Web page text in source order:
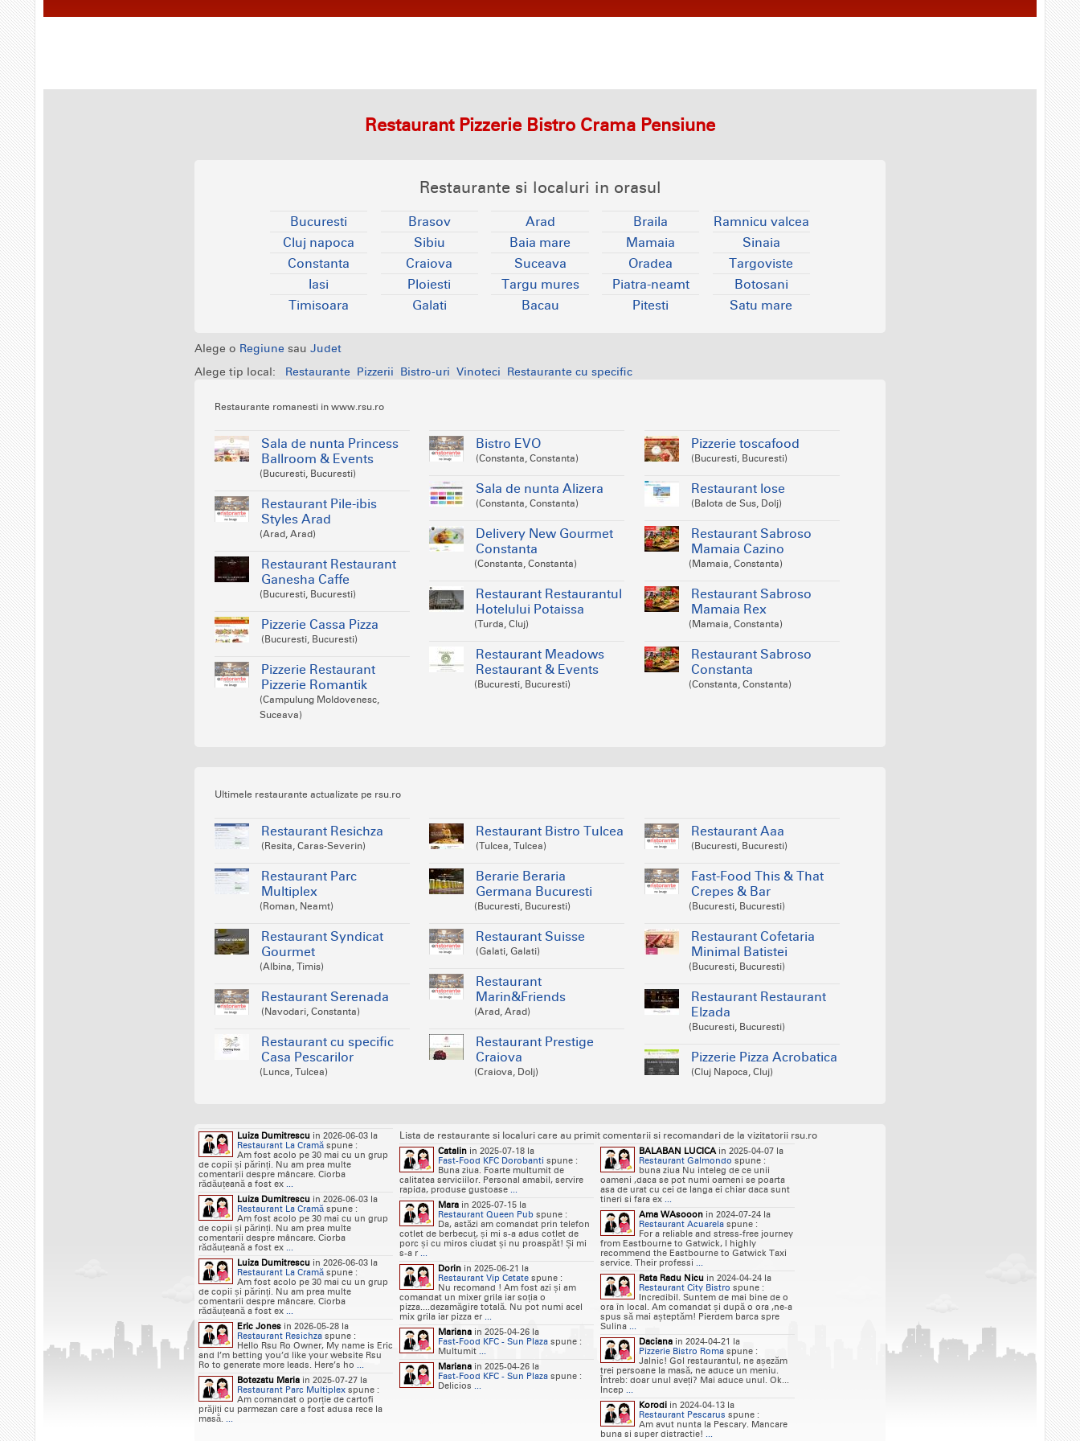
Restaurant Pizzerie Bistro Crama Pensiune
Restaurante si localuri in orasul
Bucuresti
Cluj napoca
Constanta
Iasi
Timisoara
Brasov
Sibiu
Craiova
Ploiesti
Galati
Arad
Baia mare
Suceava
Targu mures
Bacau
Braila
Mamaia
Oradea
Piatra-neamt
Pitesti
Ramnicu valcea
Sinaia
Targoviste
Botosani
Satu mare
Alege o Regiune sau Judet
Alege tip local: Restaurante Pizzerii Bistro-uri Vinoteci Restaurante cu specific
Restaurante romanesti in www.rsu.ro
Sala de nunta Princess
Ballroom & Events
(Bucuresti, Bucuresti)
Restaurant Pile-ibis
Styles Arad
(Arad, Arad)
Restaurant Restaurant
Ganesha Caffe
(Bucuresti, Bucuresti)
Pizzerie Cassa Pizza
(Bucuresti, Bucuresti)
Pizzerie Restaurant
Pizzerie Romantik
(Campulung Moldovenesc,
Suceava)
Bistro EVO
(Constanta, Constanta)
Sala de nunta Alizera
(Constanta, Constanta)
Delivery New Gourmet
Constanta
(Constanta, Constanta)
Restaurant Restaurantul
Hotelului Potaissa
(Turda, Cluj)
Restaurant Meadows
Restaurant & Events
(Bucuresti, Bucuresti)
Pizzerie toscafood
(Bucuresti, Bucuresti)
Restaurant lose
(Balota de Sus, Dolj)
Restaurant Sabroso
Mamaia Cazino
(Mamaia, Constanta)
Restaurant Sabroso
Mamaia Rex
(Mamaia, Constanta)
Restaurant Sabroso
Constanta
(Constanta, Constanta)
Ultimele restaurante actualizate pe rsu.ro
Restaurant Resichza
(Resita, Caras-Severin)
Restaurant Parc
Multiplex
(Roman, Neamt)
Restaurant Syndicat
Gourmet
(Albina, Timis)
Restaurant Serenada
(Navodari, Constanta)
Restaurant cu specific
Casa Pescarilor
(Lunca, Tulcea)
Restaurant Bistro Tulcea
(Tulcea, Tulcea)
Berarie Beraria
Germana Bucuresti
(Bucuresti, Bucuresti)
Restaurant Suisse
(Galati, Galati)
Restaurant
Marin&Friends
(Arad, Arad)
Restaurant Prestige
Craiova
(Craiova, Dolj)
Restaurant Aaa
(Bucuresti, Bucuresti)
Fast-Food This & That
Crepes & Bar
(Bucuresti, Bucuresti)
Restaurant Cofetaria
Minimal Batistei
(Bucuresti, Bucuresti)
Restaurant Restaurant
Elzada
(Bucuresti, Bucuresti)
Pizzerie Pizza Acrobatica
(Cluj Napoca, Cluj)
Lista de restaurante si localuri care au primit comentarii si recomandari de la vizitatorii rsu.ro
Luiza Dumitrescu in 2026-06-03 la
Restaurant La Cramă spune :
Am fost acolo pe 30 mai cu un grup
de copii și părinți. Nu am prea multe
comentarii despre mâncare. Ciorba
rădăuțeană a fost ex ...
Luiza Dumitrescu in 2026-06-03 la
Restaurant La Cramă spune :
Am fost acolo pe 30 mai cu un grup
de copii și părinți. Nu am prea multe
comentarii despre mâncare. Ciorba
rădăuțeană a fost ex ...
Luiza Dumitrescu in 2026-06-03 la
Restaurant La Cramă spune :
Am fost acolo pe 30 mai cu un grup
de copii și părinți. Nu am prea multe
comentarii despre mâncare. Ciorba
rădăuțeană a fost ex ...
Eric Jones in 2026-05-28 la
Restaurant Resichza spune :
Hello Rsu Ro Owner, My name is Eric
and I’m betting you’d like your website Rsu
Ro to generate more leads. Here’s ho ...
Botezatu Maria in 2025-07-27 la
Restaurant Parc Multiplex spune :
Am comandat o porție de cartofi
prăjiți cu parmezan care a fost adusa rece la
masă. ...
Catalin in 2025-07-18 la
Fast-Food KFC Dorobanti spune :
Buna ziua. Foarte multumit de
calitatea serviciilor. Personal amabil, servire
rapida, produse gustoase ...
Mara in 2025-07-15 la
Restaurant Queen Pub spune :
Da, astăzi am comandat prin telefon
cotlet de berbecuț, și mi s-a adus cotlet de
porc și cu miros ciudat și nu proaspăt! Și mi
s-a r ...
Dorin in 2025-06-21 la
Restaurant Vip Cetate spune :
Nu recomand ! Am fost azi și am
comandat un mixer grila iar soția o
pizza....dezamăgire totală. Nu pot numi acel
mix grila iar pizza er ...
Mariana in 2025-04-26 la
Fast-Food KFC - Sun Plaza spune :
Multumit ...
Mariana in 2025-04-26 la
Fast-Food KFC - Sun Plaza spune :
Delicios ...
BALABAN LUCICAin 2025-04-07 la
Restaurant Galmondo spune :
buna ziua Nu inteleg de ce unii
oameni ,daca se pot numi oameni se poarta
asa de urat cu cei de langa ei chiar daca sunt
tineri si fara ex ...
Ama WAsooon in 2024-07-24 la
Restaurant Acuarela spune :
For a reliable and stress-free journey
from Eastbourne to Gatwick, I highly
recommend the Eastbourne to Gatwick Taxi
service. Their professi ...
Rata Radu Nicu in 2024-04-24 la
Restaurant City Bistro spune :
Incredibil. Suntem de mai bine de o
ora în local. Am comandat și după o ora ,ne-a
spus să mai așteptăm! Pierdem barca spre
Sulina ...
Daciana in 2024-04-21 la
Pizzerie Bistro Roma spune :
Jalnic! Gol restaurantul, ne așezăm
trei persoane la masă, ne aduce un meniu.
Întreb: doar unul aveți? Mai aduce unul. Ok...
Incep ...
Korodi in 2024-04-13 la
Restaurant Pescarus spune :
Am avut nunta la Pescary. Mancare
buna si super distractie! ...